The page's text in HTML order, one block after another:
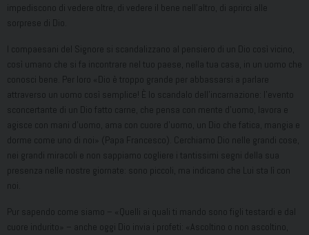
impediscono di vedere oltre, di vedere il bene nell’altro, di aprirci alle
sorprese di Dio.
I compaesani del Signore si scandalizzano al pensiero di un Dio così vicino,
così umano che si fa incontrare nel tuo paese, nella tua casa, in un uomo che
conosci bene. Per loro «Dio è troppo grande per abbassarsi a parlare
attraverso un uomo così semplice! È lo scandalo dell’incarnazione: l’evento
sconcertante di un Dio fatto carne, che pensa con mente d’uomo, lavora e
agisce con mani d’uomo, ama con cuore d’uomo, un Dio che fatica, mangia e
dorme come uno di noi» (Papa Francesco). Cerchiamo Dio nelle grandi cose,
nei grandi miracoli e non sappiamo cogliere i tantissimi segni della sua
presenza nelle nostre giornate: sono piccoli, ma indicano che Lui sta lì con
noi.
Pur sapendo come siamo – «Quelli ai quali ti mando sono figli testardi e dal
cuore indurito» – anche oggi Dio invia i profeti: «Ascoltino o non ascoltino,